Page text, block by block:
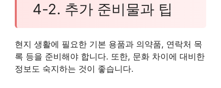
4-2. 추가 준비물과 팁
현지 생활에 필요한 기본 용품과 의약품, 연락처 목
록 등을 준비해야 합니다. 또한, 문화 차이에 대비한
정보도 숙지하는 것이 좋습니다.